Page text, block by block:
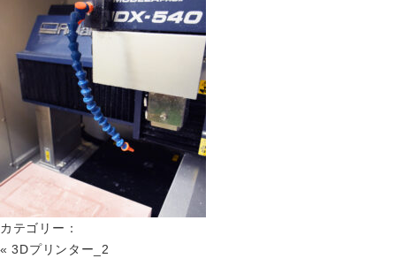
カテゴリー：
«3Dプリンター_2